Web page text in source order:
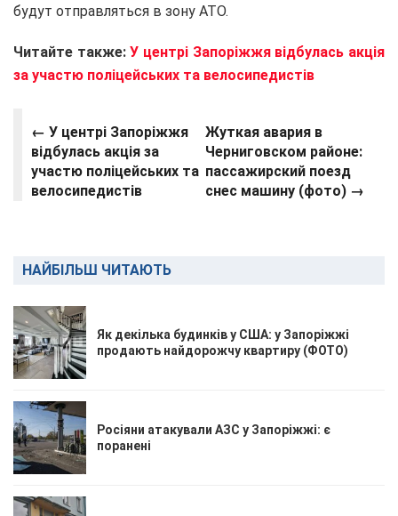
будут отправляться в зону АТО.
Читайте также:У центрі Запоріжжя відбулась акція
за участю поліцейських та велосипедистів
← У центрі Запоріжжя
відбулась акція за
участю поліцейських та
велосипедистів
Жуткая авария в
Черниговском районе:
пассажирский поезд
снес машину (фото) →
НАЙБІЛЬШ ЧИТАЮТЬ
Як декілька будинків у США: у Запоріжжі
продають найдорожчу квартиру (ФОТО)
Росіяни атакували АЗС у Запоріжжі: є
поранені